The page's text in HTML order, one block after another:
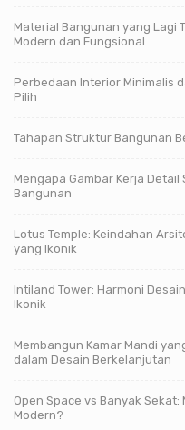
Material Bangunan yang Lagi
Modern dan Fungsional
Perbedaan Interior Minimalis
Pilih
Tahapan Struktur Bangunan
Mengapa Gambar Kerja
Bangunan
Lotus Temple: Keindahan
yang Ikonik
Intiland Tower: Harmoni
Ikonik
Membangun Kamar Mandi
dalam Desain Berkelanjutan
Open Space vs Banyak
Modern?